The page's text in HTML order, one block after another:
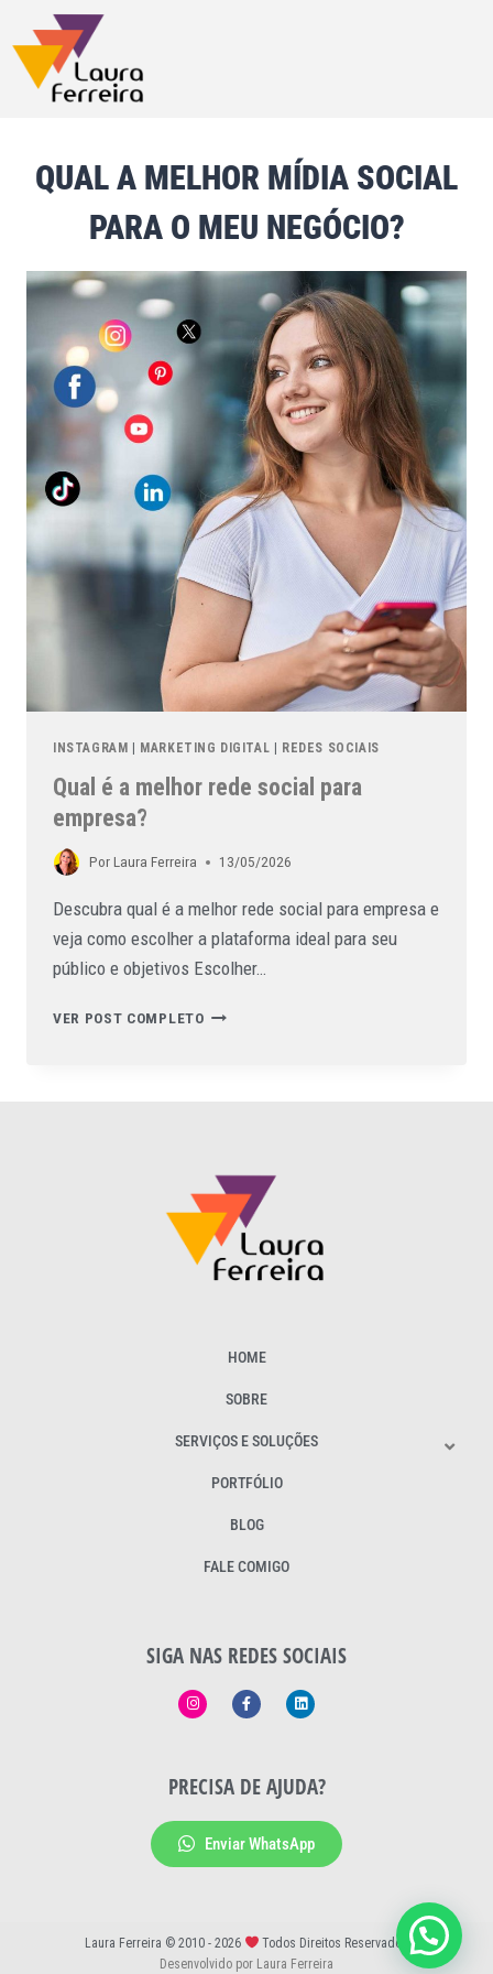
QUAL A MELHOR MÍDIA SOCIAL
PARA O MEU NEGÓCIO?
INSTAGRAM | MARKETING DIGITAL | REDES SOCIAIS
Qual é a melhor rede social para
empresa?
PorLaura Ferreira 13/05/2026
Descubra qual é a melhor rede social para empresa e
veja como escolher a plataforma ideal para seu
público e objetivos Escolher…
VER POST COMPLETO
HOME
SOBRE
SERVIÇOS E SOLUÇÕES
PORTFÓLIO
BLOG
FALE COMIGO
SIGA NAS REDES SOCIAIS
PRECISA DE AJUDA?
Enviar WhatsApp
Laura Ferreira © 2010 - 2026
Todos Direitos Reservados
Desenvolvido por Laura Ferreira